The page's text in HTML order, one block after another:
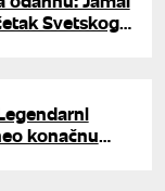
Svetskog
konačnu